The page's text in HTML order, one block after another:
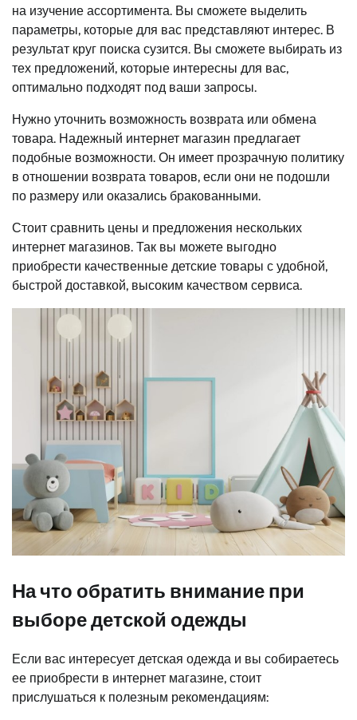
на изучение ассортимента. Вы сможете выделить
параметры, которые для вас представляют интерес. В
результат круг поиска сузится. Вы сможете выбирать из
тех предложений, которые интересны для вас,
оптимально подходят под ваши запросы.
Нужно уточнить возможность возврата или обмена
товара. Надежный интернет магазин предлагает
подобные возможности. Он имеет прозрачную политику
в отношении возврата товаров, если они не подошли
по размеру или оказались бракованными.
Стоит сравнить цены и предложения нескольких
интернет магазинов. Так вы можете выгодно
приобрести качественные детские товары с удобной,
быстрой доставкой, высоким качеством сервиса.
На что обратить внимание при
выборе детской одежды
Если вас интересует детская одежда и вы собираетесь
ее приобрести в интернет магазине, стоит
прислушаться к полезным рекомендациям: